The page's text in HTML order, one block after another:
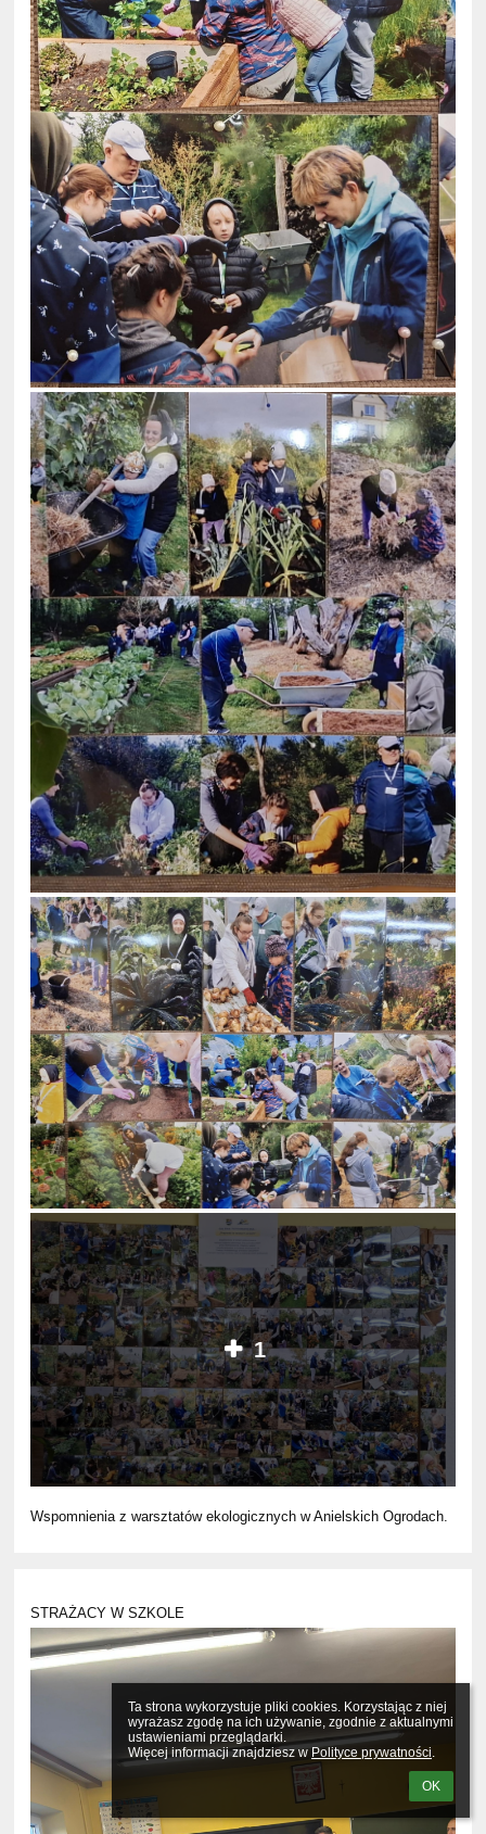
Ta strona wykorzystuje pliki cookies. Korzystając z niej
wyrażasz zgodę na ich używanie, zgodnie z aktualnymi
ustawieniami przeglądarki.
Więcej informacji znajdziesz w Polityce prywatności.
OK
1
Wspomnienia z warsztatów ekologicznych w Anielskich Ogrodach.
STRAŻACY W SZKOLE